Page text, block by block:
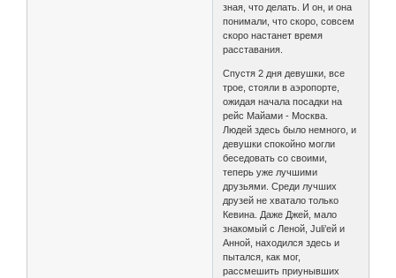
зная, что делать. И он, и она
понимали, что скоро, совсем
скоро настанет время
расставания.
Спустя 2 дня девушки, все
трое, стояли в аэропорте,
ожидая начала посадки на
рейс Майами - Москва.
Людей здесь было немного, и
девушки спокойно могли
беседовать со своими,
теперь уже лучшими
друзьями. Среди лучших
друзей не хватало только
Кевина. Даже Джей, мало
знакомый с Леной, Juli’ей и
Анной, находился здесь и
пытался, как мог,
рассмешить приунывших